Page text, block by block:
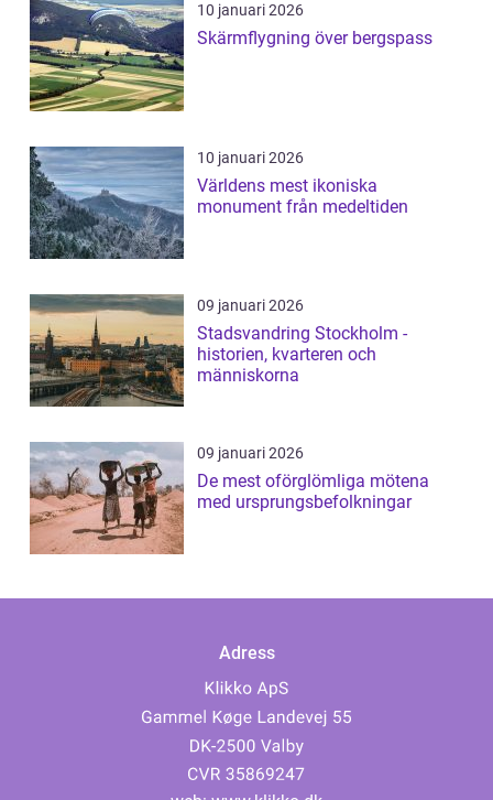
10 januari 2026
Skärmflygning över bergspass
10 januari 2026
Världens mest ikoniska
monument från medeltiden
09 januari 2026
Stadsvandring Stockholm -
historien, kvarteren och
människorna
09 januari 2026
De mest oförglömliga mötena
med ursprungsbefolkningar
Adress